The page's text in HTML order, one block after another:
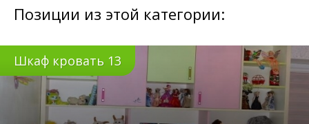
Позиции из этой категории:
Шкаф кровать 13